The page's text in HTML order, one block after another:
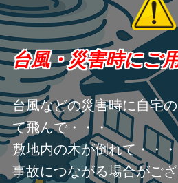
台風・災害時にご
台風などの災害時に自宅
て飛んで・・・
敷地内の木が倒れて・・・
事故につながる場合がご